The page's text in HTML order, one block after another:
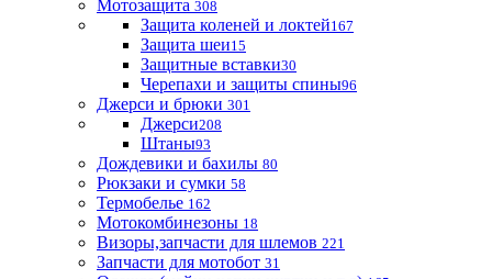
Мотозащита 308
Защита коленей и локтей167
Защита шеи15
Защитные вставки30
Черепахи и защиты спины96
Джерси и брюки 301
Джерси208
Штаны93
Дождевики и бахилы 80
Рюкзаки и сумки 58
Термобелье 162
Мотокомбинезоны 18
Визоры,запчасти для шлемов 221
Запчасти для мотобот 31